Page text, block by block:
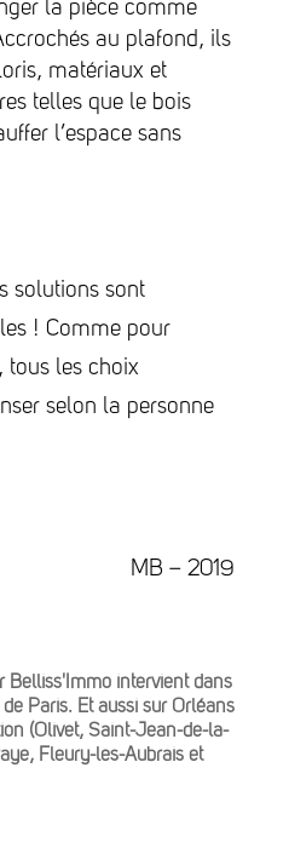
la pièce comme
au plafond, ils
matériaux et
telles que le bois
l’espace sans
solutions sont
! Comme pour
tous les choix
selon la personne
MB – 2019
Belliss'Immo intervient dans
Paris. Et aussi sur Orléans
(Olivet, Saint-Jean-de-la-
Fleury-les-Aubrais et